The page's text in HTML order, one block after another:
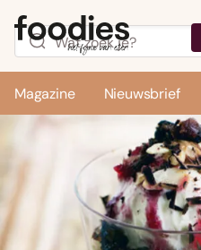
Magazine Nieuwsbrief